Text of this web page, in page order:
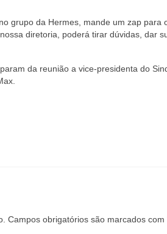
grupo da Hermes, mande um zap
diretoria, poderá tirar dúvidas, dar
da reunião a vice-presidenta do
Campos obrigatórios são marcados com